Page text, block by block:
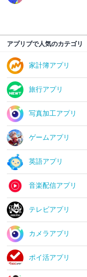
アプリブで人気のカテゴリ
家計簿アプリ
旅行アプリ
写真加工アプリ
ゲームアプリ
英語アプリ
音楽配信アプリ
テレビアプリ
カメラアプリ
ポイ活アプリ